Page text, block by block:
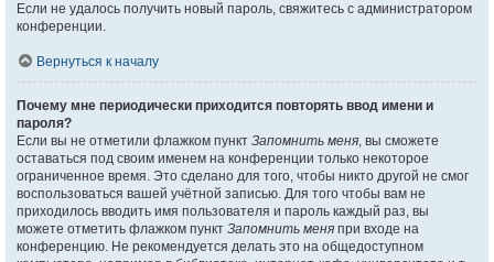
Если не удалось получить новый пароль, свяжитесь с администратором
конференции.
Вернуться к началу
Почему мне периодически приходится повторять ввод имени и
пароля?
Если вы не отметили флажком пункт Запомнить меня, вы сможете
оставаться под своим именем на конференции только некоторое
ограниченное время. Это сделано для того, чтобы никто другой не смог
воспользоваться вашей учётной записью. Для того чтобы вам не
приходилось вводить имя пользователя и пароль каждый раз, вы
можете отметить флажком пункт Запомнить меня при входе на
конференцию. Не рекомендуется делать это на общедоступном